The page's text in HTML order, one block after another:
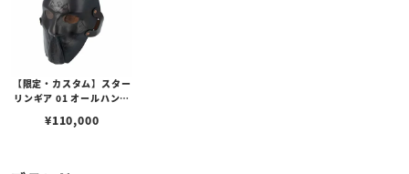
【限定・カスタム】スター
リンギア 01 オールハンド
タンプ/ブラック
¥110,000